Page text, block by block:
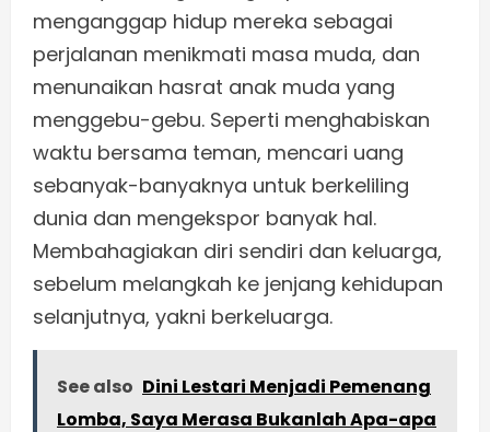
menganggap hidup mereka sebagai
perjalanan menikmati masa muda, dan
menunaikan hasrat anak muda yang
menggebu-gebu. Seperti menghabiskan
waktu bersama teman, mencari uang
sebanyak-banyaknya untuk berkeliling
dunia dan mengekspor banyak hal.
Membahagiakan diri sendiri dan keluarga,
sebelum melangkah ke jenjang kehidupan
selanjutnya, yakni berkeluarga.
See also Dini Lestari Menjadi Pemenang
Lomba, Saya Merasa Bukanlah Apa-apa